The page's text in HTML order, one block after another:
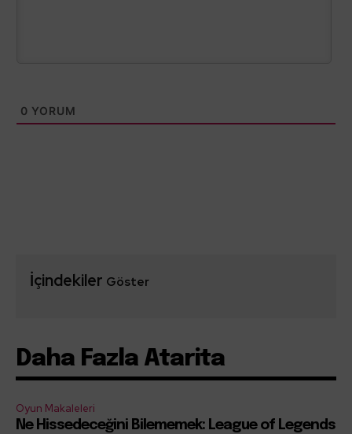
0 YORUM
İçindekiler Göster
Daha Fazla Atarita
Oyun Makaleleri
Ne Hissedeceğini Bilememek: League of Legends